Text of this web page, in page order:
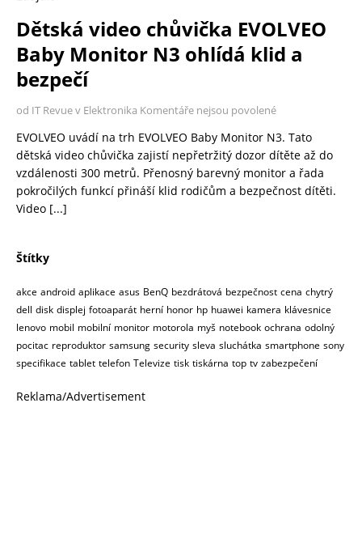
Dětská video chůvička EVOLVEO
Baby Monitor N3 ohlídá klid a
bezpečí
od IT Revue v Elektronika Komentáře nejsou povolené
EVOLVEO uvádí na trh EVOLVEO Baby Monitor N3. Tato
dětská video chůvička zajistí nepřetržitý dozor dítěte až do
vzdálenosti 300 metrů. Přenosný barevný monitor a řada
pokročilých funkcí přináší klid rodičům a bezpečnost dítěti.
Video [...]
Štítky
akce android aplikace asus BenQ bezdrátová bezpečnost cena chytrý
dell disk displej fotoaparát herní honor hp huawei kamera klávesnice
lenovo mobil mobilní monitor motorola myš notebook ochrana odolný
pocitac reproduktor samsung security sleva sluchátka smartphone sony
specifikace tablet telefon Televize tisk tiskárna top tv zabezpečení
Reklama/Advertisement